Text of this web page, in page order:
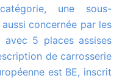
une sous-
concernée par les
5 places assises
de carrosserie
est BE, inscrit